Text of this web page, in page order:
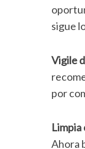
sigue
Vigile
por
Limpia
Ahora